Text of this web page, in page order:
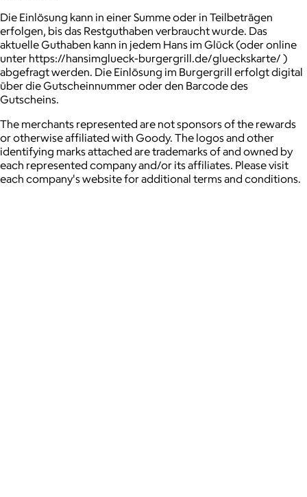
Die Einlösung kann in einer Summe oder in Teilbeträgen
erfolgen, bis das Restguthaben verbraucht wurde. Das
aktuelle Guthaben kann in jedem Hans im Glück (oder online
unter https://hansimglueck-burgergrill.de/glueckskarte/ )
abgefragt werden. Die Einlösung im Burgergrill erfolgt digital
über die Gutscheinnummer oder den Barcode des
Gutscheins.
The merchants represented are not sponsors of the rewards
or otherwise affiliated with Goody. The logos and other
identifying marks attached are trademarks of and owned by
each represented company and/or its affiliates. Please visit
each company's website for additional terms and conditions.